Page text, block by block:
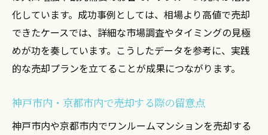
化しています。成功事例としては、相場より高値で売却
できたケースでは、詳細な市場調査やタイミングの見極
めが功を奏しています。こうしたデータを参考に、実践
的な売却プランを立てることが成果につながります。
神戸市内・京都市内で売却する際の留意点
神戸市内や京都市内でワンルームマンションを売却する